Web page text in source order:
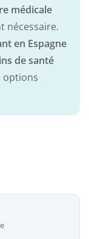
médicale
nécessaire.
en Espagne
de santé
options